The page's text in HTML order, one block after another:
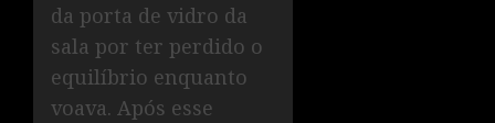
da porta de vidro da
sala por ter perdido o
equilíbrio enquanto
voava. Após esse